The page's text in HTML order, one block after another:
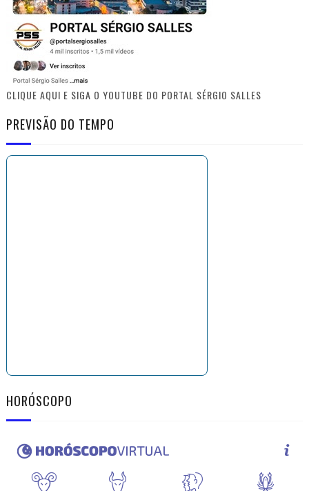
CLIQUE AQUI E SIGA O YOUTUBE DO PORTAL SÉRGIO SALLES
PREVISÃO DO TEMPO
HORÓSCOPO